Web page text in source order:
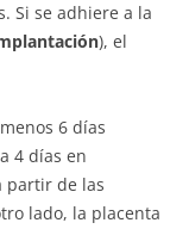
Si se adhiere a la
), el
6 días
4 días en
partir de las
lado, la placenta